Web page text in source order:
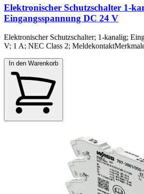
Elektronischer Schutzschalter 1-
Eingangsspannung DC 24 V
Elektronischer Schutzschalter; 1-kanalig;
V; 1 A; NEC Class 2;
In den Warenkorb